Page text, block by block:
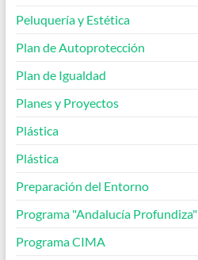
Peluquería y Estética
Plan de Autoprotección
Plan de Igualdad
Planes y Proyectos
Plástica
Plástica
Preparación del Entorno
Programa "Andalucía Profundiza"
Programa CIMA